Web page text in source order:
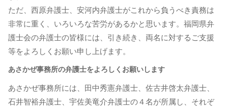
ただ、西原弁護士、安河内弁護士がこれから負うべき責務は
非常に重く、いろいろな苦労があるかと思います。福岡県弁
護士会の弁護士の皆様には、引き続き、両名に対するご支援
等をよろしくお願い申し上げます。
あさかぜ事務所の弁護士をよろしくお願いします
あさかぜ事務所には、田中秀憲弁護士、佐古井啓太弁護士、
石井智裕弁護士、宇佐美竜介弁護士の４名が所属し、それぞ